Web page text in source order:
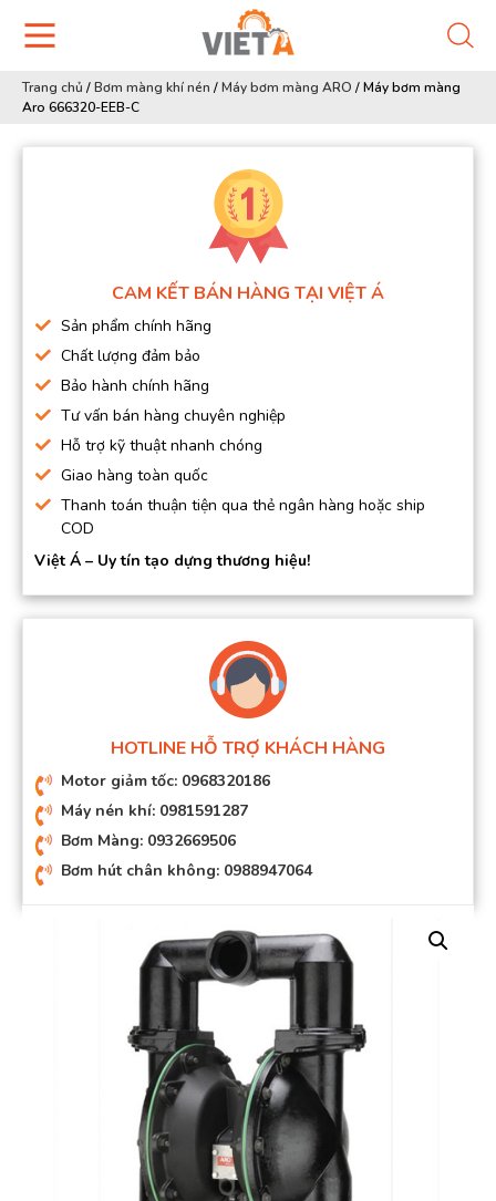
Trang chủ /Bơm màng khí nén /Máy bơm màng ARO /Máy bơm màng
Aro 666320-EEB-C
CAM KẾT BÁN HÀNG TẠI VIỆT Á
Sản phẩm chính hãng
Chất lượng đảm bảo
Bảo hành chính hãng
Tư vấn bán hàng chuyên nghiệp
Hỗ trợ kỹ thuật nhanh chóng
Giao hàng toàn quốc
Thanh toán thuận tiện qua thẻ ngân hàng hoặc ship
COD
Việt Á – Uy tín tạo dựng thương hiệu!
HOTLINE HỖ TRỢ KHÁCH HÀNG
Motor giảm tốc: 0968320186
Máy nén khí: 0981591287
Bơm Màng: 0932669506
Bơm hút chân không: 0988947064